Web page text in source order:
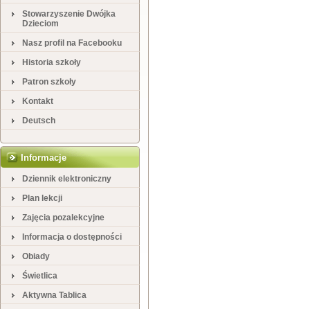
Stowarzyszenie Dwójka
Dzieciom
Nasz profil na Facebooku
Historia szkoły
Patron szkoły
Kontakt
Deutsch
Informacje
Dziennik elektroniczny
Plan lekcji
Zajęcia pozalekcyjne
Informacja o dostępności
Obiady
Świetlica
Aktywna Tablica